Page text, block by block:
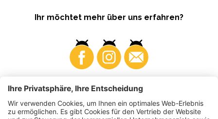
Ihr möchtet mehr über uns erfahren?
Business Produzenten